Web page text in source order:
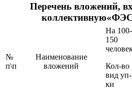
Перечень вложений,
№
п\п
Наименование
вложений
На 100-
150
Кол-во
вид уп-
ки